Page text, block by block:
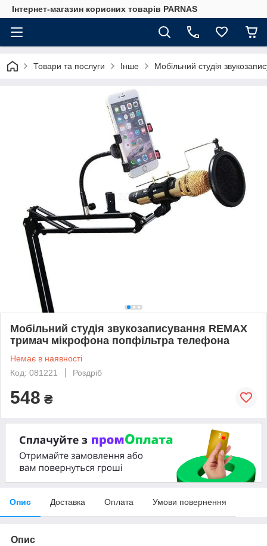
Інтернет-магазин корисних товарів PARNAS
Товари та послуги Інше Мобільний студія
Мобільний студія звукозаписування REMAX
тримач мікрофона попфільтра телефона
Немає в наявності
Код: 081221
Роздріб
548 ₴
Опис Доставка Оплата Умови повернення
Опис